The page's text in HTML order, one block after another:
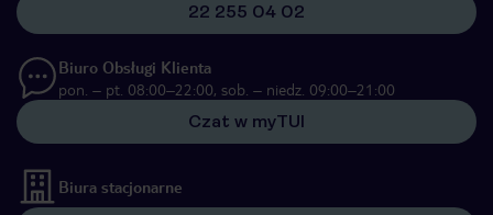
22 255 04 02
Biuro Obsługi Klienta
pon. – pt. 08:00–22:00, sob. – niedz. 09:00–21:00
Czat w myTUI
Biura stacjonarne